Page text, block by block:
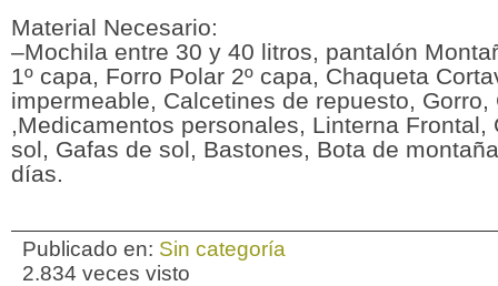
Material Necesario:
–Mochila entre 30 y 40 litros, pantalón
1º capa, Forro Polar 2º capa, Chaqueta
impermeable, Calcetines de repuesto, Gorro,
,Medicamentos personales, Linterna Frontal,
sol, Gafas de sol, Bastones, Bota de
días.
Publicado en: Sin categoría
2.834 veces visto